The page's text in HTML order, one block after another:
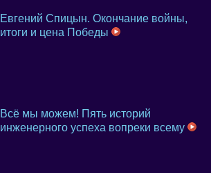
Евгений Спицын. Окончание войны,
итоги и цена Победы
Всё мы можем! Пять историй
инженерного успеха вопреки всему